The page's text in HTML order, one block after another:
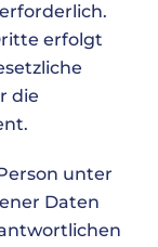
erfolgt
die
unter
Daten